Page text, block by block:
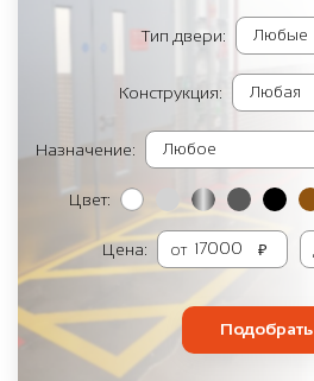
Тип двери:
Конструкция:
Назначение:
Цвет:
Цена: от ₽
Подобрать